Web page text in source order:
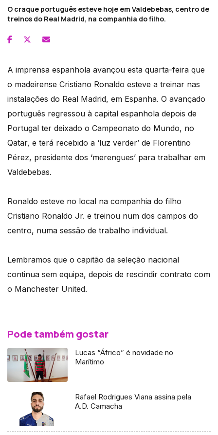
O craque português esteve hoje em Valdebebas, centro de
treinos do Real Madrid, na companhia do filho.
A imprensa espanhola avançou esta quarta-feira que
o madeirense Cristiano Ronaldo esteve a treinar nas
instalações do Real Madrid, em Espanha. O avançado
português regressou à capital espanhola depois de
Portugal ter deixado o Campeonato do Mundo, no
Qatar, e terá recebido a ‘luz verder’ de Florentino
Pérez, presidente dos ‘merengues’ para trabalhar em
Valdebebas.
Ronaldo esteve no local na companhia do filho
Cristiano Ronaldo Jr. e treinou num dos campos do
centro, numa sessão de trabalho individual.
Lembramos que o capitão da seleção nacional
continua sem equipa, depois de rescindir contrato com
o Manchester United.
Pode também gostar
Lucas “Áfrico” é novidade no
Marítimo
Rafael Rodrigues Viana assina pela
A.D. Camacha